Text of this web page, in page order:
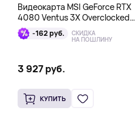
Видеокарта MSI GeForce RTX
4080 Ventus 3X Overclocked
16GB DDR6X
-162 руб. СКИДКА
НА ПОШЛИНУ
3 927 руб.
КУПИТЬ